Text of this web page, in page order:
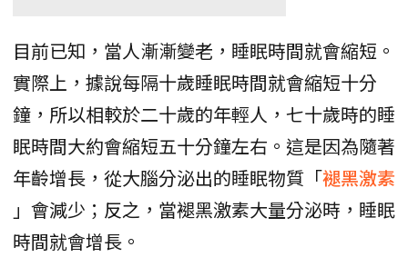
目前已知，當人漸漸變老，睡眠時間就會縮短。
實際上，據說每隔十歲睡眠時間就會縮短十分
鐘，所以相較於二十歲的年輕人，七十歲時的睡
眠時間大約會縮短五十分鐘左右。這是因為隨著
年齡增長，從大腦分泌出的睡眠物質「褪黑激素
」會減少；反之，當褪黑激素大量分泌時，睡眠
時間就會增長。